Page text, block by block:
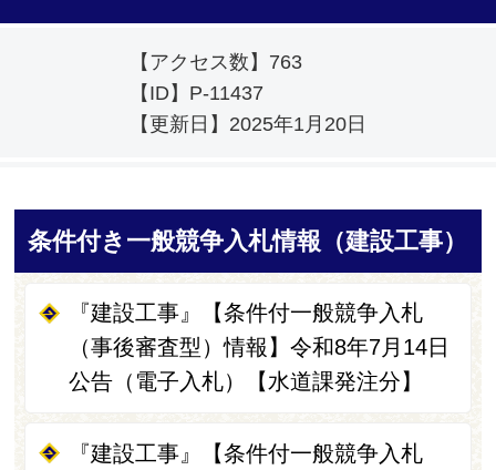
【アクセス数】 763
【ID】 P-11437
【更新日】 2025年1月20日
条件付き一般競争入札情報（建設工事）
『建設工事』【条件付一般競争入札
（事後審査型）情報】令和8年7月14日
公告（電子入札）【水道課発注分】
『建設工事』【条件付一般競争入札